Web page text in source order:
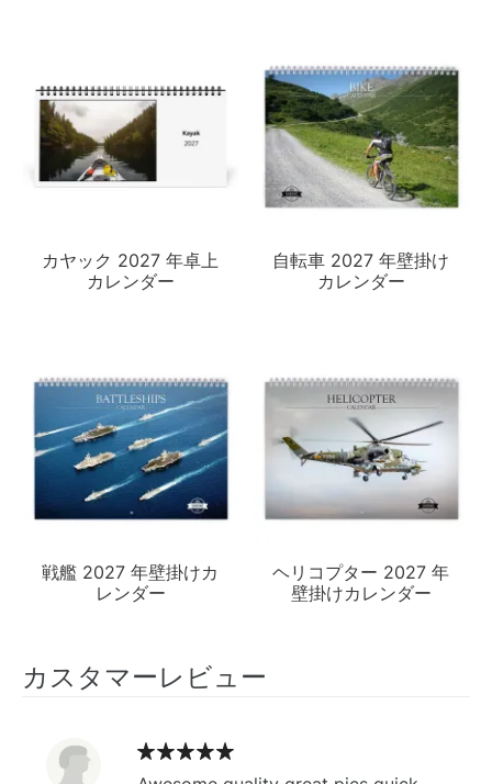
カヤック 2027 年卓上
カレンダー
自転車 2027 年壁掛け
カレンダー
戦艦 2027 年壁掛けカ
レンダー
ヘリコプター 2027 年
壁掛けカレンダー
カスタマーレビュー